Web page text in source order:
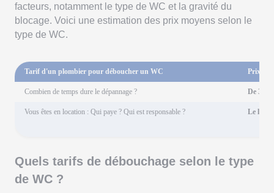
facteurs, notamment le type de WC et la gravité du
blocage. Voici une estimation des prix moyens selon le
type de WC.
Tarif d'un plombier pour déboucher un WC Prix
Combien de temps dure le dépannage ? De 30
Vous êtes en location : Qui paye ? Qui est responsable ? Le
Quels tarifs de débouchage selon le type
de WC ?